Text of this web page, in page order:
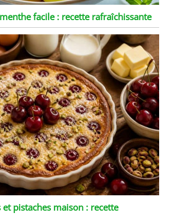
facile : recette rafraîchissante
pistaches maison : recette